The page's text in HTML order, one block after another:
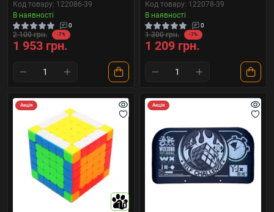
Код товару: 122086-39
В наявності
0
2 100 грн. -7%
1 953 грн.
Код товару: 122078-39
В наявності
0
1 300 грн. -7%
1 209 грн.
Акція
10
Акція